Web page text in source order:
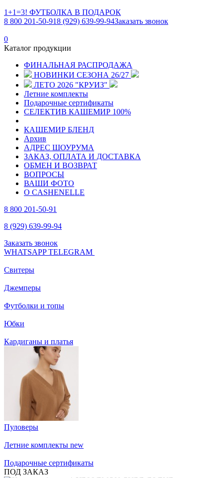
1+1=3! ФУТБОЛКА В ПОДАРОК
8 800 201-50-918 (929) 639-99-94Заказать звонок
0
Каталог продукции
ФИНАЛЬНАЯ РАСПРОДАЖА
НОВИНКИ СЕЗОНА 26/27
ЛЕТО 2026 "КРУИЗ"
Летние комплекты
Подарочные сертификаты
СЕЛЕКТИВ КАШЕМИР 100%
КАШЕМИР БЛЕНД
Архив
АДРЕС ШОУРУМА
ЗАКАЗ, ОПЛАТА И ДОСТАВКА
ОБМЕН И ВОЗВРАТ
ВОПРОСЫ
ВАШИ ФОТО
О CASHENELLE
8 800 201-50-91
8 (929) 639-99-94
Заказать звонок
WHATSAPPTELEGRAM
Свитеры
Джемперы
Футболки и топы
Юбки
Кардиганы и платья
Пуловеры
Летние комплекты new
Подарочные сертификаты
ПОД ЗАКАЗ